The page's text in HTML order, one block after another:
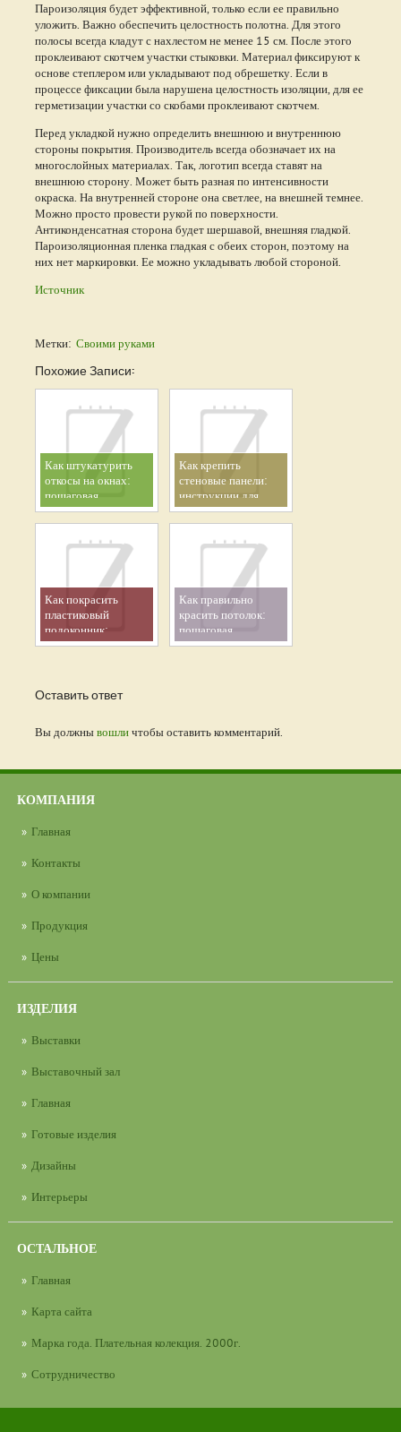
Пароизоляция будет эффективной, только если ее правильно
уложить. Важно обеспечить целостность полотна. Для этого
полосы всегда кладут с нахлестом не менее 15 см. После этого
проклеивают скотчем участки стыковки. Материал фиксируют к
основе степлером или укладывают под обрешетку. Если в
процессе фиксации была нарушена целостность изоляции, для ее
герметизации участки со скобами проклеивают скотчем.
Перед укладкой нужно определить внешнюю и внутреннюю
стороны покрытия. Производитель всегда обозначает их на
многослойных материалах. Так, логотип всегда ставят на
внешнюю сторону. Может быть разная по интенсивности
окраска. На внутренней стороне она светлее, на внешней темнее.
Можно просто провести рукой по поверхности.
Антиконденсатная сторона будет шершавой, внешняя гладкой.
Пароизоляционная пленка гладкая с обеих сторон, поэтому на
них нет маркировки. Ее можно укладывать любой стороной.
Источник
Метки: Своими руками
Похожие Записи:
Как штукатурить
откосы на окнах:
пошаговая
инструкция
Как крепить
стеновые панели:
инструкции для
дерева, МДФ и
текстиля
Как покрасить
пластиковый
подоконник:
инструкция и советы
Как правильно
красить потолок:
пошаговая
инструкция и
Оставить ответ
Вы должнывошличтобы оставить комментарий.
КОМПАНИЯ
Главная
Контакты
О компании
Продукция
Цены
ИЗДЕЛИЯ
Выставки
Выставочный зал
Главная
Готовые изделия
Дизайны
Интерьеры
ОСТАЛЬНОЕ
Главная
Карта сайта
Марка года. Плательная колекция. 2000г.
Сотрудничество